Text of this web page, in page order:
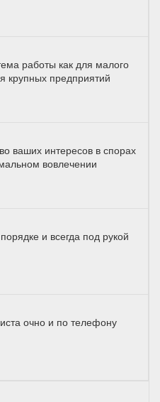
работы как для малого
крупных предприятий
ваших интересов в спорах
вовлечении
и всегда под рукой
очно и по телефону